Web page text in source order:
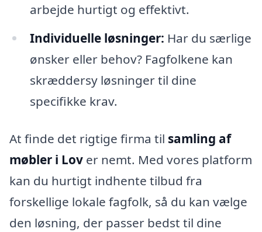
arbejde hurtigt og effektivt.
Individuelle løsninger: Har du særlige
ønsker eller behov? Fagfolkene kan
skræddersy løsninger til dine
specifikke krav.
At finde det rigtige firma til samling af
møbler i Lov er nemt. Med vores platform
kan du hurtigt indhente tilbud fra
forskellige lokale fagfolk, så du kan vælge
den løsning, der passer bedst til dine